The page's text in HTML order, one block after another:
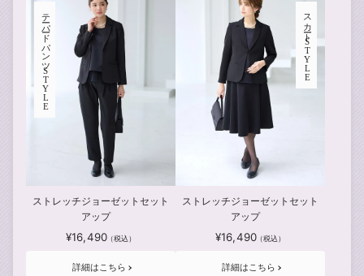
テーパードパンツ
STYLE
ストレッチジョーゼットセット
アップ
¥16,490
詳細はこちら
スカート
STYLE
ストレッチジョーゼットセット
アップ
¥16,490
詳細はこちら